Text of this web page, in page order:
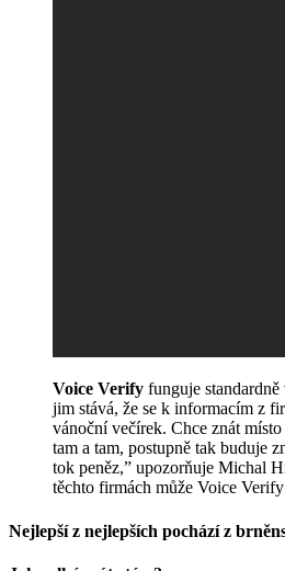
Voice Verify funguje
jim stává, že se k informacím z
vánoční večírek. Chce znát
tam a tam, postupně tak buduje
tok peněz,” upozorňuje Michal
těchto firmách může Voice
Nejlepší z nejlepších pochází z